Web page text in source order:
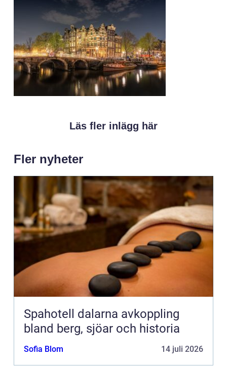
Läs fler inlägg här
Fler nyheter
Spahotell dalarna avkoppling
bland berg, sjöar och historia
Sofia Blom 14 juli 2026